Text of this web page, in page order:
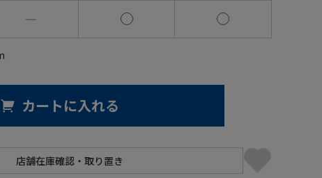
―
カートに入れる